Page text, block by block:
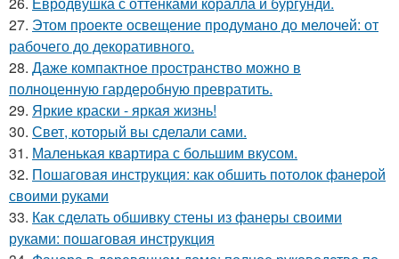
27. Этом проекте освещение продумано до мелочей: от
рабочего до декоративного.
28. Даже компактное пространство можно в
полноценную гардеробную превратить.
29. Яркие краски - яркая жизнь!
30. Свет, который вы сделали сами.
31. Маленькая квартира с большим вкусом.
32. Пошаговая инструкция: как обшить потолок фанерой
своими руками
33. Как сделать обшивку стены из фанеры своими
руками: пошаговая инструкция